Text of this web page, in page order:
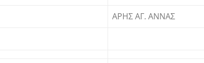
ΑΡΗΣ ΑΓ. ΑΝΝΑΣ